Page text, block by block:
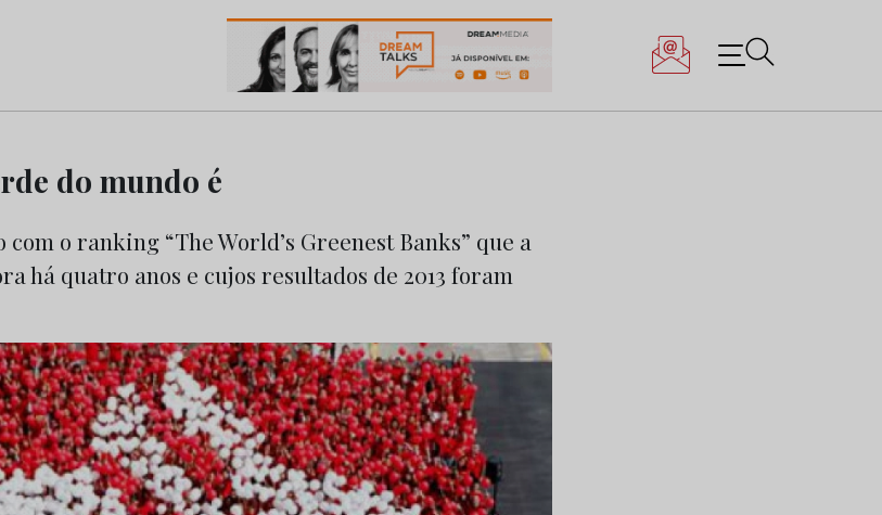
e da Publicidade
do mundo é
com o ranking “The World’s Greenest Banks” que a
há quatro anos e cujos resultados de 2013 foram